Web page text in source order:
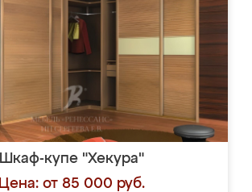
Шкаф-купе "Хекура"
Цена: от 85 000 руб.